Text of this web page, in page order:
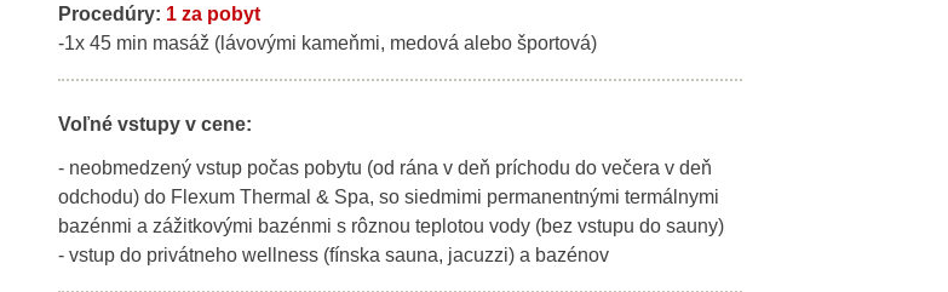
Procedúry: 1 za pobyt
-1x 45 min masáž (lávovými kameňmi, medová alebo športová)
Voľné vstupy v cene:
- neobmedzený vstup počas pobytu (od rána v deň príchodu do večera v deň
odchodu) do Flexum Thermal & Spa, so siedmimi permanentnými termálnymi
bazénmi a zážitkovými bazénmi s rôznou teplotou vody (bez vstupu do sauny)
- vstup do privátneho wellness (fínska sauna, jacuzzi) a bazénov